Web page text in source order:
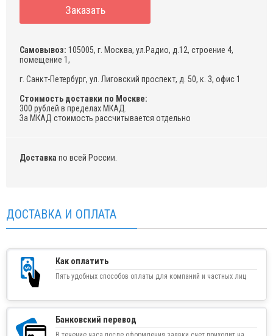
Заказать
Самовывоз: 105005, г. Москва, ул.Радио, д.12, строение 4,
помещение 1,
г. Санкт-Петербург, ул. Лиговский проспект, д. 50, к. 3, офис 1
Стоимость доставки по Москве:
300 рублей в пределах МКАД.
За МКАД стоимость рассчитывается отдельно
Доставка по всей России.
ДОСТАВКА И ОПЛАТА
Как оплатить
Пять удобных способов оплаты для компаний и частных лиц
Банковский перевод